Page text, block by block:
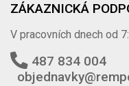
ZÁKAZNICKÁ
V pracovních dnech od
487 834 004